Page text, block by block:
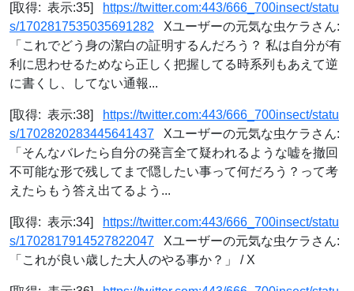
[取得: 表示:35]
https://twitter.com:443/666_700insect/statu
s/1702817535035691282 Xユーザーの元気な虫ケラさん:
「これでどう身の潔白の証明するんだろう？ 私は自分が有
利に思わせるためなら正しく把握してる時系列もあえて逆
に書くし、してない通報...
[取得: 表示:38]
https://twitter.com:443/666_700insect/statu
s/1702820283445641437 Xユーザーの元気な虫ケラさん:
「そんなバレたら自分の発言全て疑われるような嘘を撤回
不可能な形で残してまで隠したい事って何だろう？って考
えたらもう答え出てるよう...
[取得: 表示:34]
https://twitter.com:443/666_700insect/statu
s/1702817914527822047 Xユーザーの元気な虫ケラさん:
「これが良い歳した大人のやる事か？」 / X